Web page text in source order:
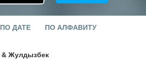
ПО ДАТЕ ПО АЛФАВИТУ
& Жулдызбек